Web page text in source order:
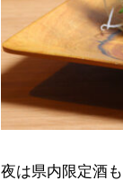
夜は県内限定酒